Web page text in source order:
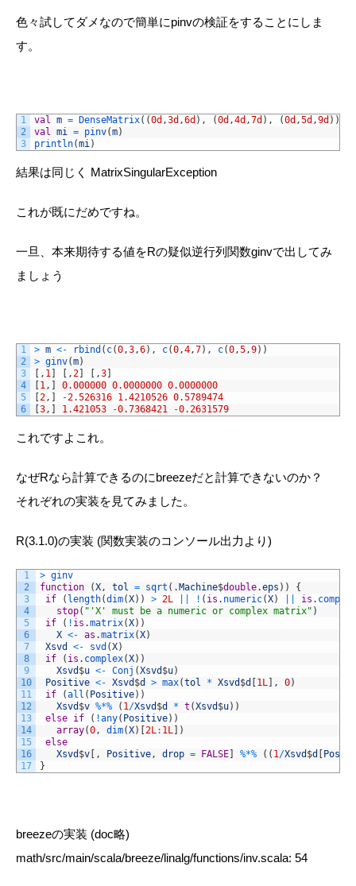
色々試してダメなので簡単にpinvの検証をすることにしま
す。
1
2
3
val m = DenseMatrix( (0d ,3d ,6d ) , (0d ,4d ,7d ) , (0d ,5d ,9d ) )
val mi = pinv(m)
println(mi)
結果は同じく MatrixSingularException
これが既にだめですね。
一旦、本来期待する値をRの疑似逆行列関数ginvで出してみ
ましょう
1
2
3
4
5
6
> m <- rbind ( c(0,3,6) , c(0,4,7) , c(0,5,9) )
> ginv(m)
, 1 ,2 ,3
1, 0.000000 0.0000000 0.0000000
2, -2.526316 1.4210526 0.5789474
3, 1.421053 -0.7368421 -0.2631579
これですよこれ。
なぜRなら計算できるのにbreezeだと計算できないのか？
それぞれの実装を見てみました。
R(3.1.0)の実装 (関数実装のコンソール出力より)
1
2
3
4
5
6
7
8
9
10
11
12
13
14
15
16
17
> ginv
function
(X, tol = sqrt ( . Machine$double.eps ) )
{
if
( length(dim(X) ) > 2L ! ( is . numeric(X) is . complex
stop( "'X' must be a numeric or complex matrix" )
if
( ! is .matrix(X) )
X <- as .matrix(X)
Xsvd
<- svd (X)
if
( is . complex(X) )
Xsvd $u <- Conj (Xsvd $u)
Positive <- Xsvd $d > max(tol * Xsvd $d 1L , 0)
if
(all ( Positive) )
Xsvd $v %*% ( 1/Xsvd $d * t (Xsvd $u) )
else if ( !any( Positive) )
array(0, dim(X) 2L: 1L
)
else
Xsvd $v , Positive, drop = FALSE %*% ( ( 1/Xsvd $d
}
breezeの実装 (doc略)
math/src/main/scala/breeze/linalg/functions/inv.scala: 54